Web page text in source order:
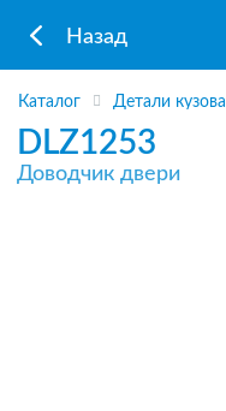
Назад
Каталог Детали кузова
DLZ1253
Доводчик двери